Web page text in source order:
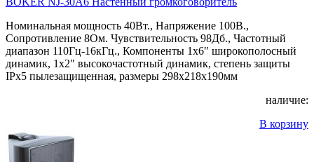
Номинальная мощность 40Вт., Напряжение 100В.,
Сопротивление 8Ом. Чувствительность 98Дб., Частотный
диапазон 110Гц-16кГц., Компоненты 1х6″ широкополосный
динамик, 1х2″ высокочастотный динамик, степень защиты
IPx5 пылезащищенная, размеры 298x218x190мм
наличие:
В корзину